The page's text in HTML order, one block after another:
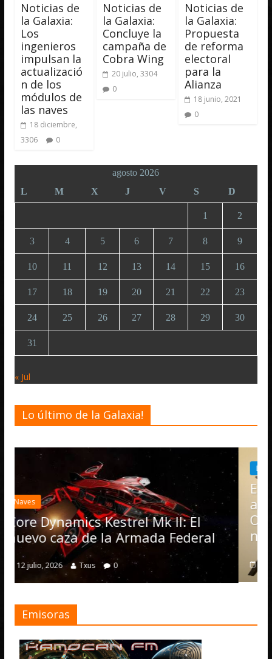
Noticias de
la Galaxia:
Los
ingenieros
impulsan la
actualizació
n de los
módulos de
las naves
18 diciembre,
3306
0
Noticias de
la Galaxia:
Concluye la
campaña de
Cobra Wing
20 julio, 3304
0
Noticias de
la Galaxia:
Propuesta
de reforma
electoral
para la
Alianza
18 junio, 2021
0
agosto 2026
L
M X J V S D
1 2
3 4 5 6 7 8 9
10 11 12 13 14 15 16
17 18 19 20 21 22 23
24 25 26 27 28 29 30
31
« Jul
Lo último de la Galaxia!
Mk II: El
Armada Federal
0
Noticias
Elite Dangerous
actualización
Operations, el
numerosas
4 julio, 2026 0
Emisoras